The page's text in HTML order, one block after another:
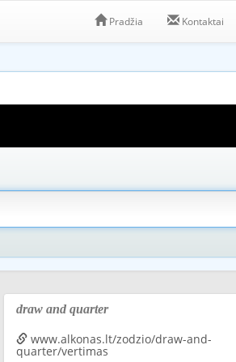
Pradžia Kontaktai
draw and quarter
www.alkonas.lt/zodzio/draw-and-
quarter/vertimas